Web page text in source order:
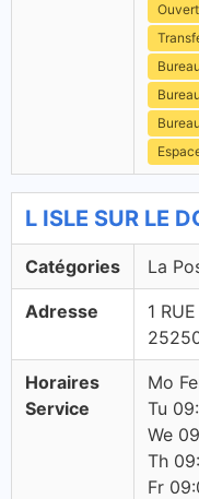
L ISLE SUR LE
Catégories La
Adresse
1
Horaires
Service
Mo
Tu
We
Th
Fr